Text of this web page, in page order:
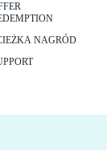
NAGRÓD